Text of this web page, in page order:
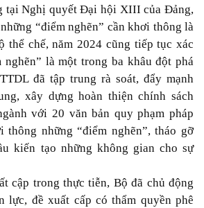
tại Nghị quyết Đại hội XIII của Đảng,
“điểm nghẽn” cần khơi thông là
thể chế, năm 2024 cũng tiếp tục xác
nghẽn” là một trong ba khâu đột phá
đã tập trung rà soát, đẩy mạnh
xây dựng hoàn thiện chính sách
với 20 văn bản quy phạm pháp
thông những “điểm nghẽn”, tháo gỡ
kiến tạo những không gian cho sự
cập trong thực tiễn, Bộ đã chủ động
lực, đề xuất cấp có thẩm quyền phê